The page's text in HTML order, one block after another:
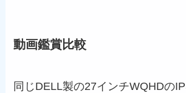
動画鑑賞比較
同じDELL製の27インチWQHDの